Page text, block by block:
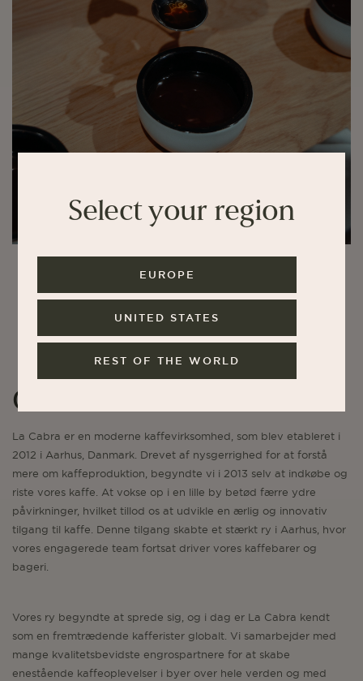
Select your region
EUROPE
UNITED STATES
REST OF THE WORLD
Om La Cabra
La Cabra er en moderne kaffevirksomhed, som blev etableret i
2012 i Aarhus, Danmark. Drevet af nysgerrighed for at forstå
mere om kaffeproduktion, begyndte vi i 2013 selv at indkøbe og
riste vores kaffe. At vokse op i en lille by betød færre ydre
påvirkninger, hvilket tillod os at udvikle en ærlig og innovativ
tilgang til kaffe. Denne tilgang skabte et stærkt ry i Aarhus, hvor
vores engagerede team fortsat driver vores kaffebarer og
bageri.
Vores ry begyndte at sprede sig, og i dag er La Cabra kendt
som en fremtrædende kafferister globalt. Vi samarbejder med
mange kvalitetsbevidste engrospartnere for at skabe
enestående kaffeoplevelser i byer over hele verden og med